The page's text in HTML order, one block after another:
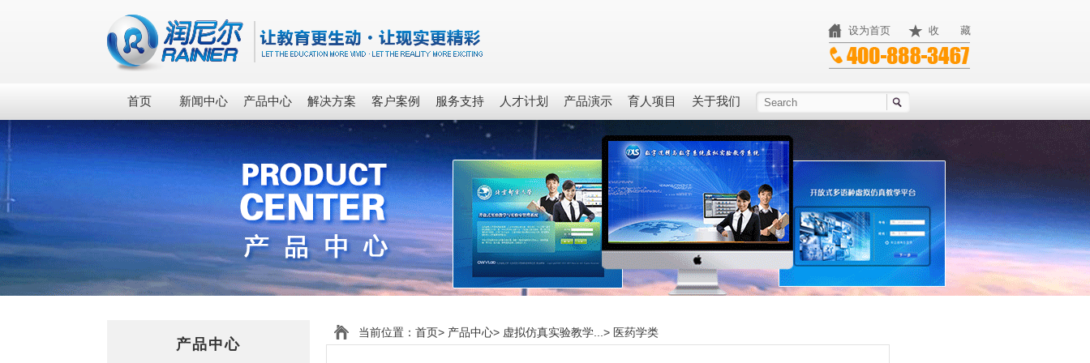
设为首页 收 藏
首页 新闻中心 产品中心 解决方案 客户案例 服务支持 人才计划 产品演示 育人项目 关于我们
产品中心
当前位置： 首页> 产品中心> 虚拟仿真实验教学... > 医药学类